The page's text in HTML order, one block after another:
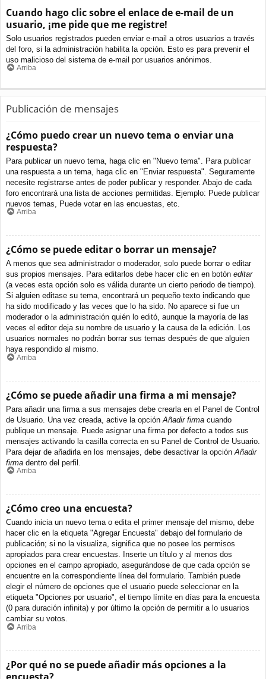
Cuando hago clic sobre el enlace de e-mail de un
usuario, ¡me pide que me registre!
Solo usuarios registrados pueden enviar e-mail a otros usuarios a través
del foro, si la administración habilita la opción. Esto es para prevenir el
uso malicioso del sistema de e-mail por usuarios anónimos.
Arriba
Publicación de mensajes
¿Cómo puedo crear un nuevo tema o enviar una
respuesta?
Para publicar un nuevo tema, haga clic en "Nuevo tema". Para publicar
una respuesta a un tema, haga clic en "Enviar respuesta". Seguramente
necesite registrarse antes de poder publicar y responder. Abajo de cada
foro encontrará una lista de acciones permitidas. Ejemplo: Puede publicar
nuevos temas, Puede votar en las encuestas, etc.
Arriba
¿Cómo se puede editar o borrar un mensaje?
A menos que sea administrador o moderador, solo puede borrar o editar
sus propios mensajes. Para editarlos debe hacer clic en en botón editar
(a veces esta opción solo es válida durante un cierto periodo de tiempo).
Si alguien editase su tema, encontrará un pequeño texto indicando que
ha sido modificado y las veces que lo ha sido. No aparece si fue un
moderador o la administración quién lo editó, aunque la mayoría de las
veces el editor deja su nombre de usuario y la causa de la edición. Los
usuarios normales no podrán borrar sus temas después de que alguien
haya respondido al mismo.
Arriba
¿Cómo se puede añadir una firma a mi mensaje?
Para añadir una firma a sus mensajes debe crearla en el Panel de Control
de Usuario. Una vez creada, active la opción Añadir firma cuando
publique un mensaje. Puede asignar una firma por defecto a todos sus
mensajes activando la casilla correcta en su Panel de Control de Usuario.
Para dejar de añadirla en los mensajes, debe desactivar la opción Añadir
firma dentro del perfil.
Arriba
¿Cómo creo una encuesta?
Cuando inicia un nuevo tema o edita el primer mensaje del mismo, debe
hacer clic en la etiqueta "Agregar Encuesta" debajo del formulario de
publicación; si no la visualiza, significa que no posee los permisos
apropiados para crear encuestas. Inserte un título y al menos dos
opciones en el campo apropiado, asegurándose de que cada opción se
encuentre en la correspondiente línea del formulario. También puede
elegir el número de opciones que el usuario puede seleccionar en la
etiqueta "Opciones por usuario", el tiempo límite en días para la encuesta
(0 para duración infinita) y por último la opción de permitir a lo usuarios
cambiar su votos.
Arriba
¿Por qué no se puede añadir más opciones a la